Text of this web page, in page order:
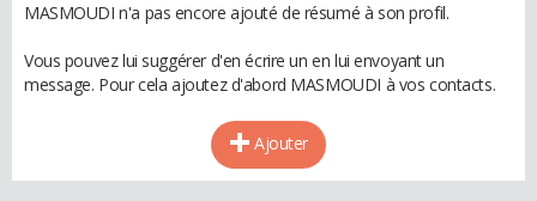
MASMOUDI n'a pas encore ajouté de résumé à son profil.
Vous pouvez lui suggérer d'en écrire un en lui envoyant un
message. Pour cela ajoutez d'abord MASMOUDI à vos contacts.
Ajouter